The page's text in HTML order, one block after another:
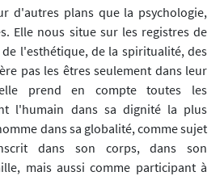
d'autres plans que la psychologie,
Elle nous situe sur les registres de
l'esthétique, de la spiritualité, des
pas les êtres seulement dans leur
prend en compte toutes les
l'humain dans sa dignité la plus
dans sa globalité, comme sujet
dans son corps, dans son
mais aussi comme participant à